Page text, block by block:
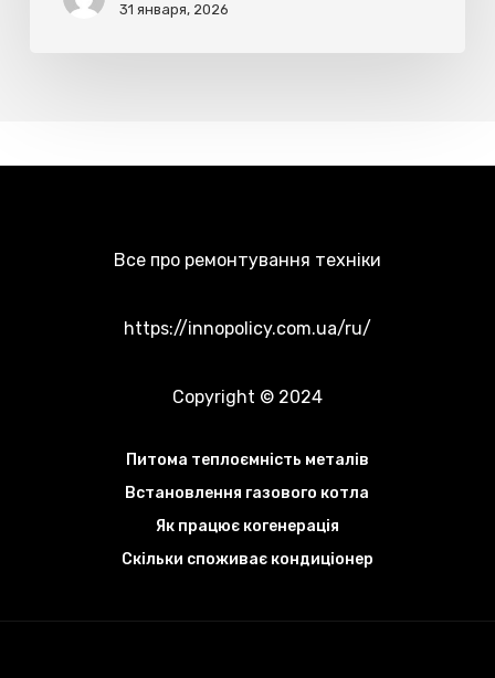
расстояния
31 января, 2026
Все про ремонтування техніки
https://innopolicy.com.ua/ru/
Copyright © 2024
Питома теплоємність металів
Встановлення газового котла
Як працює когенерація
Скільки споживає кондиціонер